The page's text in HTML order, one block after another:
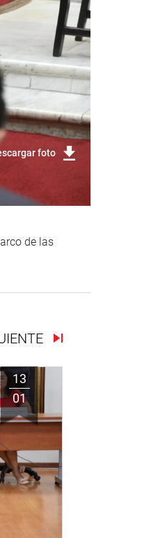
foto
de las
13
01